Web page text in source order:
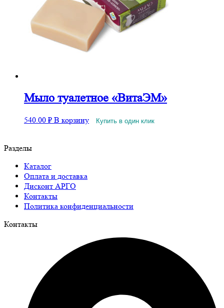
Мыло туалетное «ВитаЭМ»
540.00 ₽ В корзину Купить в один клик
Разделы
Каталог
Оплата и доставка
Дисконт АРГО
Контакты
Политика конфиденциальности
Контакты